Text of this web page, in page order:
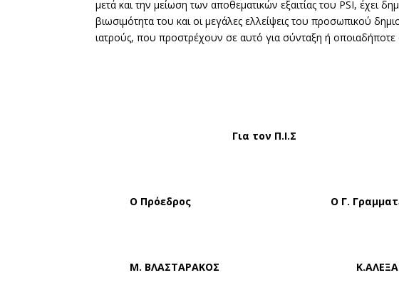
μετά και την μείωση των αποθεματικών εξαιτίας του PSI, έχει
βιωσιμότητα του και οι μεγάλες ελλείψεις του προσωπικού
ιατρούς, που προστρέχουν σε αυτό για σύνταξη ή
Για τον Π.Ι.Σ
Ο Πρόεδρος Ο Γ.
Μ. ΒΛΑΣΤΑΡΑΚΟΣ Κ.